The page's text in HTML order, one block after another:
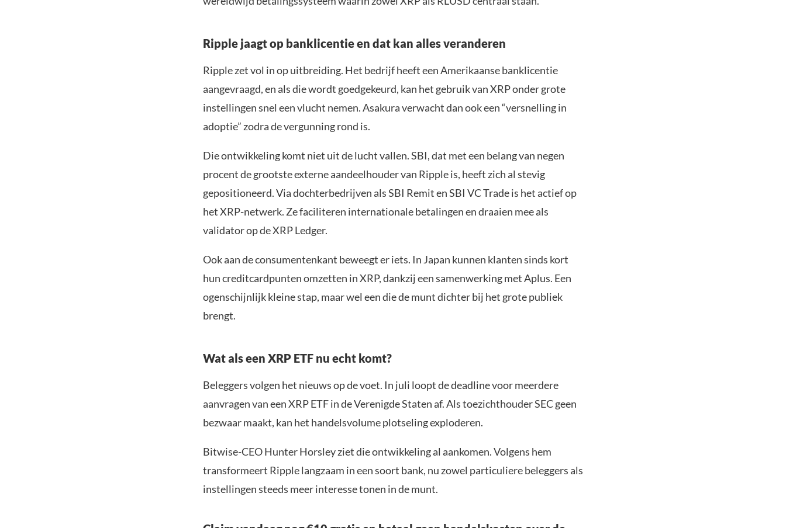
Ripple jaagt op banklicentie en dat kan alles veranderen
Ripple zet vol in op uitbreiding. Het bedrijf heeft een Amerikaanse banklicentie
aangevraagd, en als die wordt goedgekeurd, kan het gebruik van XRP onder grote
instellingen snel een vlucht nemen. Asakura verwacht dan ook een “versnelling in
adoptie” zodra de vergunning rond is.
Die ontwikkeling komt niet uit de lucht vallen. SBI, dat met een belang van negen
procent de grootste externe aandeelhouder van Ripple is, heeft zich al stevig
gepositioneerd. Via dochterbedrijven als SBI Remit en SBI VC Trade is het actief op
het XRP-netwerk. Ze faciliteren internationale betalingen en draaien mee als
validator op de XRP Ledger.
Ook aan de consumentenkant beweegt er iets. In Japan kunnen klanten sinds kort
hun creditcardpunten omzetten in XRP, dankzij een samenwerking met Aplus. Een
ogenschijnlijk kleine stap, maar wel een die de munt dichter bij het grote publiek
brengt.
Wat als een XRP ETF nu echt komt?
Beleggers volgen het nieuws op de voet. In juli loopt de deadline voor meerdere
aanvragen van een XRP ETF in de Verenigde Staten af. Als toezichthouder SEC geen
bezwaar maakt, kan het handelsvolume plotseling exploderen.
Bitwise-CEO Hunter Horsley ziet die ontwikkeling al aankomen. Volgens hem
transformeert Ripple langzaam in een soort bank, nu zowel particuliere beleggers als
instellingen steeds meer interesse tonen in de munt.